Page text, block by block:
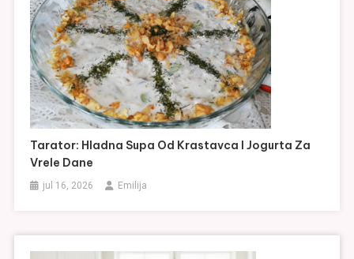
Tarator: Hladna Supa Od Krastavca I Jogurta Za
Vrele Dane
jul 16, 2026 Emilija